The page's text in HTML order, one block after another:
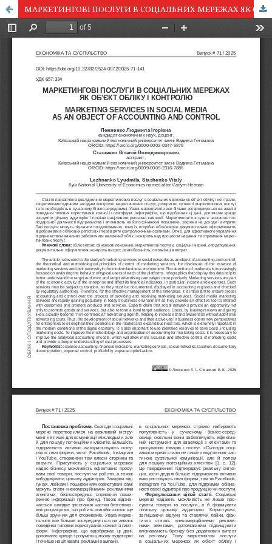
МАРКЕТИНГОВІ ПОСЛУГИ В СОЦІАЛЬНИХ МЕРЕЖАХ ЯК ОБ'ЄКТ ОБЛІКУ І КОНТРОЛЮ